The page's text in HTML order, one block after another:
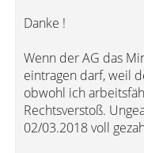
Danke !
Wenn der AG das
eintragen darf, weil
obwohl ich
Rechtsverstoß.
02/03.2018 voll